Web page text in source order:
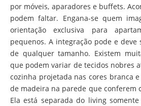
por móveis, aparadores e buffets.
podem faltar. Engana-se quem
orientação exclusiva para
pequenos. A integração pode e deve
de qualquer tamanho. Existem
que podem variar de tecidos nobres
cozinha projetada nas cores branca
de madeira na parede que conferem
Ela está separada do living